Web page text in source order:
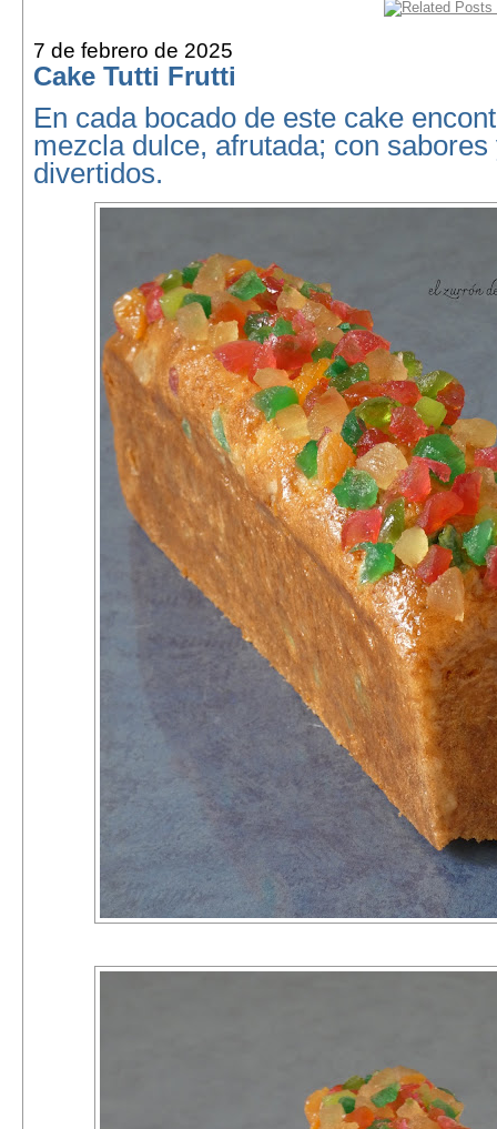
7 de febrero de 2025
Cake Tutti Frutti
En cada bocado de este cake
mezcla dulce, afrutada; con
divertidos.